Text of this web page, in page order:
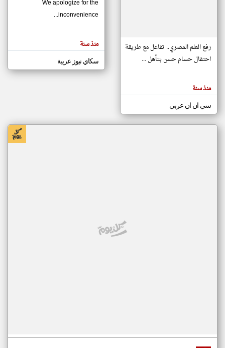
مصادر الأخبار من موريتانيا
اخبار موريتانيا على مدار الساعة
أهم اخبار موريتانيا العاجلة والمباشرة
المقالات
الموجوده
هنا عن
رفع العلم المصري.. تفاعل مع طريقة
احتفال حسام حسن بتأهل ...
منذ سنة
سي ان ان عربي
We apologize for the
inconvenience...
منذ سنة
سكاي نيوز عربية
klyoum.com